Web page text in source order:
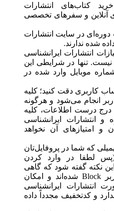
کتاب‌های انتشارات
آنلاین و سفرهای تخصصی
دوره‌ای در سایت انتشارات
شده ندارند.
انتشارات ایرانشناسی
تنها در شرایطی این
موبایل وارد شده در
کاربری دقت کنید؛ کلیه
انجام می‌شود و هرگونه
درست اطلاعات، کلیه
و انتشارات ایرانشناسی
و امتیازهای آن نخواهد
که شما در پروفایل‌تان
لطفا در وارد کردن
نکته گفته شود که گاهی
شماره‌های تبلیغاتی از سوی کاربر Block شده‌اند و امکان
انتشارات ایرانشناسی
و کدتخفیف مجدداً داده